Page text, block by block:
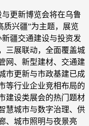
与更新博览会将在乌鲁
质兴疆”为主题，展览
疆交通建设与投资发
三展联动，全面覆盖城
网、新型建材、交通建
市更新与市政基建已成
等行业企业竞相布局的
建设类展会的热门题材
慧城市与数字治理、供
、城市照明与夜景亮